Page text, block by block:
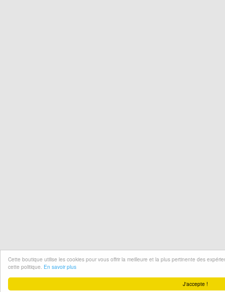
J'accepte !
Cette boutique utilise les cookies pour vous offrir la meilleure et la plus pertinente des
cette politique. En savoir plus